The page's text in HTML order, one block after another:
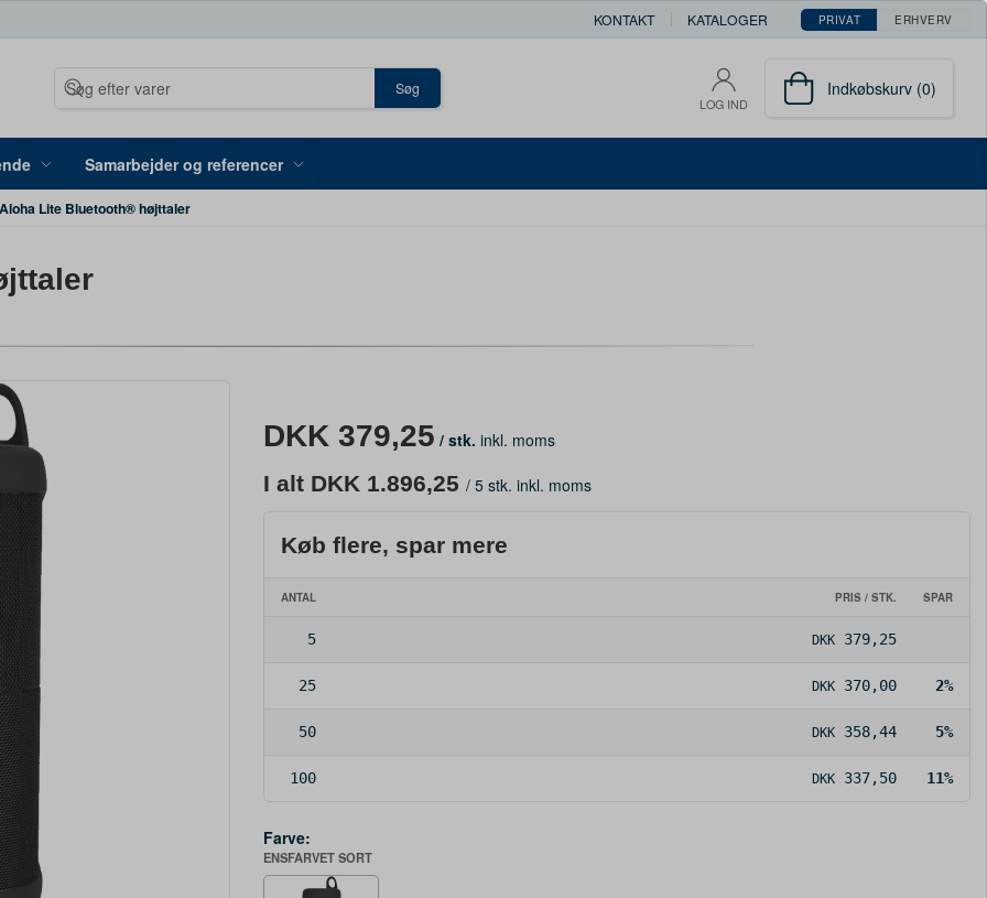
KONTAKT KATALOGER PRIVAT ERHVERV
Søg
LOG IND
Indkøbskurv (0)
Samarbejder og referencer
Lite Bluetooth® højttaler
DKK 379,25 / stk. inkl. moms
I alt DKK 1.896,25 / 5 stk. inkl. moms
Køb flere, spar mere
ANTAL PRIS / STK. SPAR
5 DKK 379,25
25 DKK 370,00 2%
50 DKK 358,44 5%
100 DKK 337,50 11%
Farve:
ENSFARVET SORT